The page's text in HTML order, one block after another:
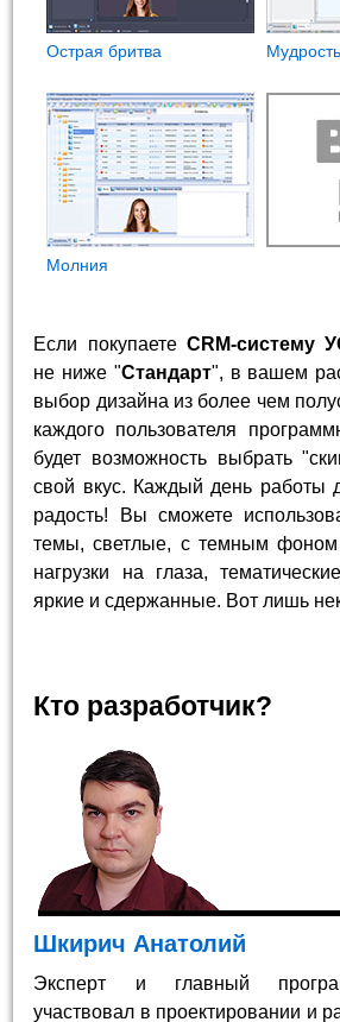
Острая бритва Мудрость
Молния
Если покупаете CRM-систему
не ниже "Стандарт", в вашем
выбор дизайна из более чем
каждого пользователя
будет возможность выбрать
свой вкус. Каждый день работы
радость! Вы сможете
темы, светлые, с темным
нагрузки на глаза,
яркие и сдержанные. Вот лишь
Кто разработчик?
Шкирич Анатолий
Эксперт и главный
участвовал в проектировании и